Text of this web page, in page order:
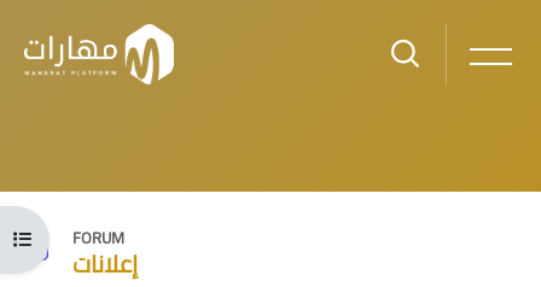
Skip to main content
FORUM
إعلانات
Open course index